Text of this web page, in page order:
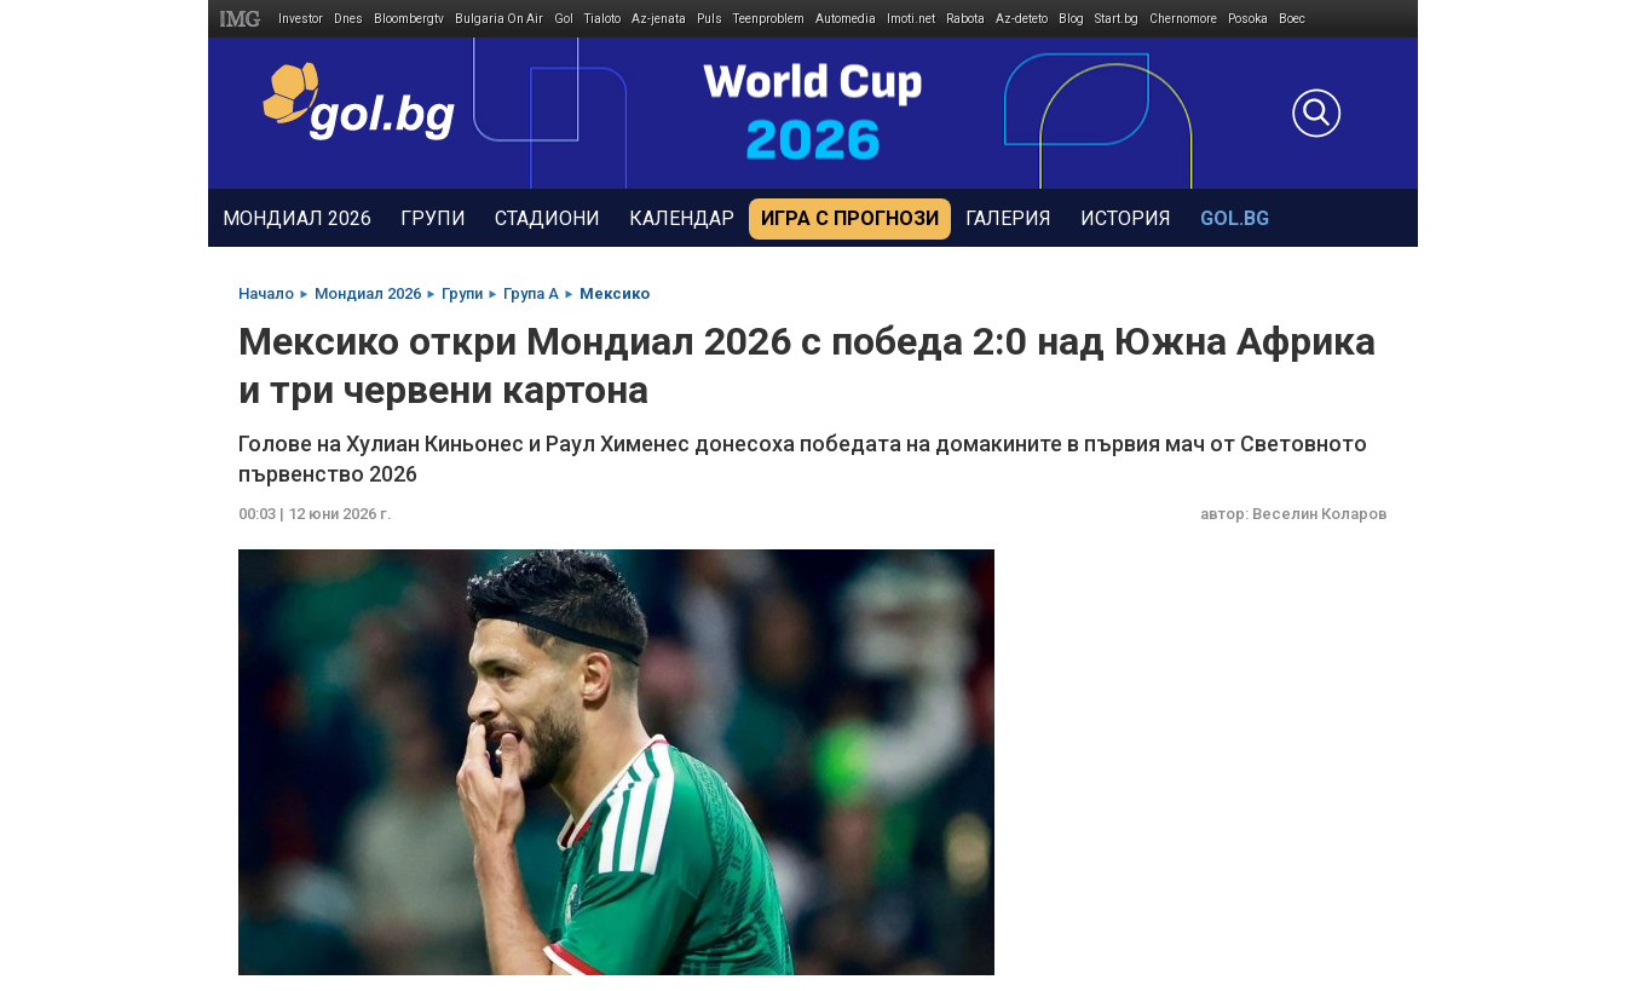
Investor Dnes Bloombergtv Bulgaria On Air Gol Tialoto Az-jenata Puls Teenproblem Automedia Imoti.net Rabota Az-deteto Blog Start.bg Chernomore Posoka Boec
МОНДИАЛ 2026 ГРУПИ СТАДИОНИ КАЛЕНДАР ИГРА С ПРОГНОЗИ ГАЛЕРИЯ ИСТОРИЯ GOL.BG
Начало Мондиал 2026 Групи Група A Мексико
Мексико откри Мондиал 2026 с победа 2:0 над Южна Африка
и три червени картона
Голове на Хулиан Киньонес и Раул Хименес донесоха победата на домакините в първия мач от Световното
първенство 2026
00:03 | 12 юни 2026 г. автор: Веселин Коларов